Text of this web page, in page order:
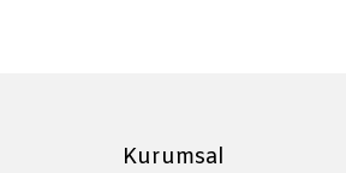
Kurumsal